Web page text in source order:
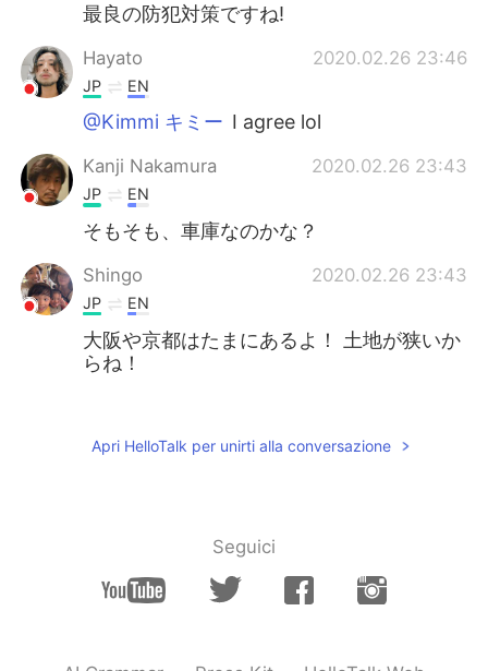
最良の防犯対策ですね!
Hayato 2020.02.26 23:46
JP EN
@Kimmi キミー I agree lol
Kanji Nakamura 2020.02.26 23:43
JP EN
そもそも、車庫なのかな？
Shingo 2020.02.26 23:43
JP EN
大阪や京都はたまにあるよ！ 土地が狭いか
らね！
addition the small types of cars like that
doesn’t need to get qualifications of
parking lots besides the big ones . That’s
why that dose.
Apri HelloTalk per unirti alla conversazione
Seguici